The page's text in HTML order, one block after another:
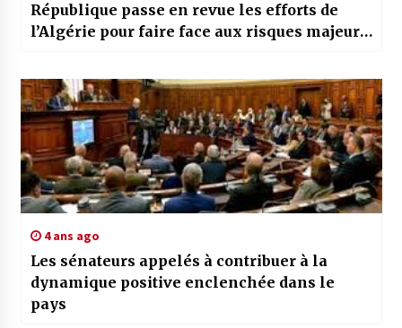
République passe en revue les efforts de
l’Algérie pour faire face aux risques majeurs
4 ans ago
Les sénateurs appelés à contribuer à la
dynamique positive enclenchée dans le
pays